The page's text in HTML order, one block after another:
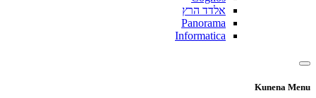
אלדד הרץ
Panorama
Informatica
Kunena Menu